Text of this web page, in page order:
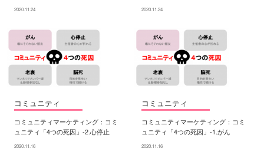
2020.11.24 2020.11.24
コミュニティ
コミュニティマーケティング：コミ
ュニティ「4つの死因」-2.心停止
2020.11.16
コミュニティ
コミュニティマーケティング：コミ
ュニティ「4つの死因」-1.がん
2020.11.16